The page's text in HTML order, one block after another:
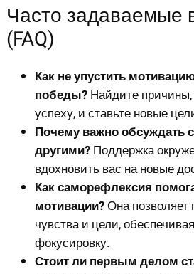
Часто задаваемые
(FAQ)
Как не упустить
победы?Найдите причины,
успеху, и ставьте новые
Почему важно обсуждать
другими?Поддержка
вдохновить вас на новые
Как саморефлексия
мотивации?Она позволяет
чувства и цели,
фокусировку.
Стоит ли первым делом